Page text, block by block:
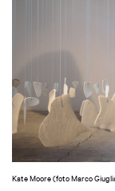
Kate Moore (foto Marco